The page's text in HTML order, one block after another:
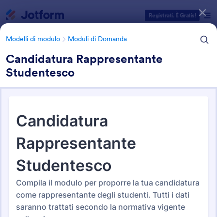
Registrati. È Gratis!
Modelli di modulo Moduli di Domanda
Candidatura Rappresentante
Studentesco
Moduli di Domanda
Jotform offre 449 Moduli di Domanda
Categorie Template Moduli